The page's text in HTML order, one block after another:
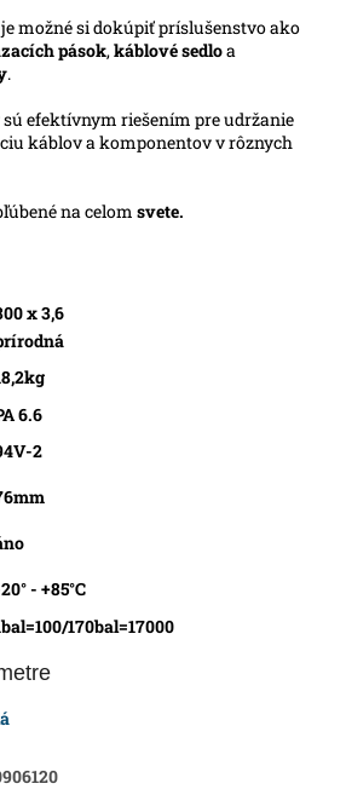
možné si dokúpiť príslušenstvo ako
pások,káblové sedloa
.
efektívnym riešením pre udržanie
káblov a komponentov v rôznych
na celom svete.
x 3,6
6.6
2
- +85°C
170bal=17000